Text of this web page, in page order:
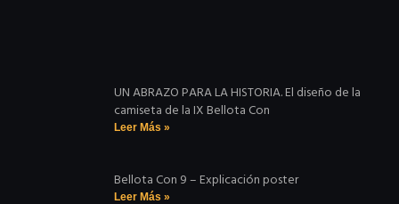
UN ABRAZO PARA LA HISTORIA. El diseño de la
camiseta de la IX Bellota Con
Leer Más »
Bellota Con 9 – Explicación poster
Leer Más »